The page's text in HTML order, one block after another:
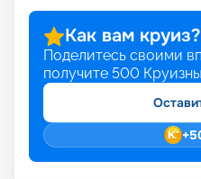
Как вам круиз?
Поделитесь своими
получите 500
+